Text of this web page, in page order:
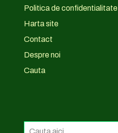
Politica de confidentialitate
Harta site
Contact
Despre noi
Cauta